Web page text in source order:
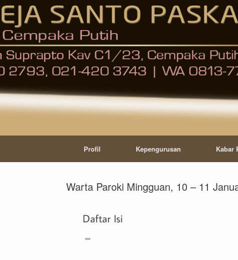
Skip
to
content
Profil Kepengurusan Kabar
Warta Paroki Mingguan, 10 – 11
Daftar Isi